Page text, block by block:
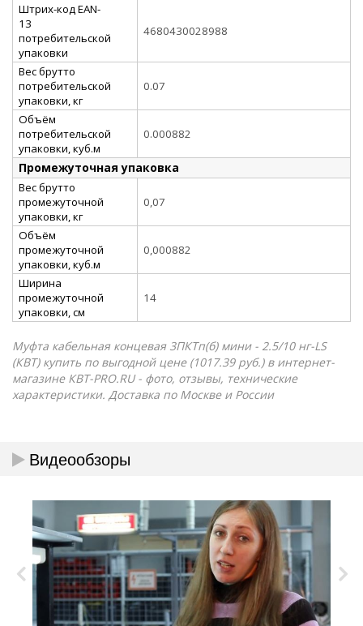
Штрих-код EAN-
13
потребительской
упаковки
4680430028988
Вес брутто
потребительской
упаковки, кг
0.07
Объём
потребительской
упаковки, куб.м
0.000882
Промежуточная упаковка
Вес брутто
промежуточной
упаковки, кг
0,07
Объём
промежуточной
упаковки, куб.м
0,000882
Ширина
промежуточной
упаковки, см
14
Муфта кабельная концевая 3ПКТп(б) мини - 2.5/10 нг-LS
(КВТ) купить по выгодной цене (1017.39 руб.) в интернет-
магазине КВТ-PRO.RU - фото, отзывы, технические
характеристики. Доставка по Москве и России
Видеообзоры